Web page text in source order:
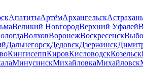
АпатитыАртёмАрхангельскАстрахань
Великий НовгородВерхний Уфалей
ВолховВоронежВоскресенск
ДальнегорскДедовскДзержинск
КингисеппКировКисловодскКозельск
МинусинскМихайловкаМихайловск